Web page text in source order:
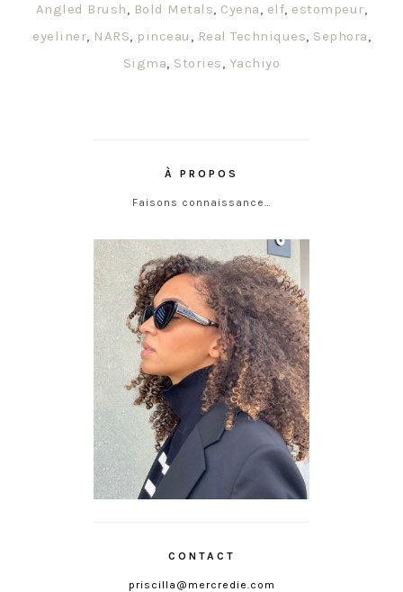
Angled Brush, Bold Metals, Cyena, elf, estompeur,
eyeliner, NARS, pinceau , Real Techniques, Sephora,
Sigma, Stories, Yachiyo
À PROPOS
Faisons connaissance…
CONTACT
priscilla@mercredie.com